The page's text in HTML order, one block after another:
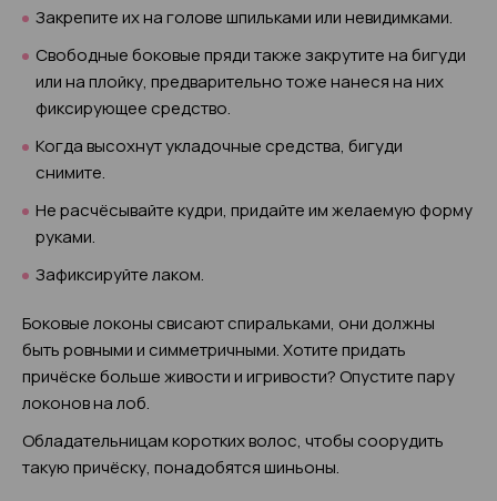
Закрепите их на голове шпильками или невидимками.
Свободные боковые пряди также закрутите на бигуди
или на плойку, предварительно тоже нанеся на них
фиксирующее средство.
Когда высохнут укладочные средства, бигуди
снимите.
Не расчёсывайте кудри, придайте им желаемую форму
руками.
Зафиксируйте лаком.
Боковые локоны свисают спиральками, они должны
быть ровными и симметричными. Хотите придать
причёске больше живости и игривости? Опустите пару
локонов на лоб.
Обладательницам коротких волос, чтобы соорудить
такую причёску, понадобятся шиньоны.